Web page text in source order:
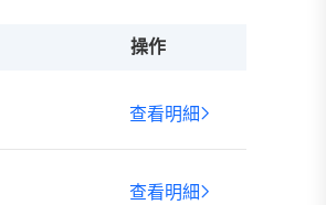
操作
查看明細
查看明細